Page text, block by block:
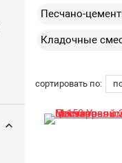
Песчано-
Кладочные
сортировать по: